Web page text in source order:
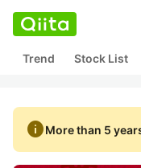
Trend Stock List
infoMore than 5